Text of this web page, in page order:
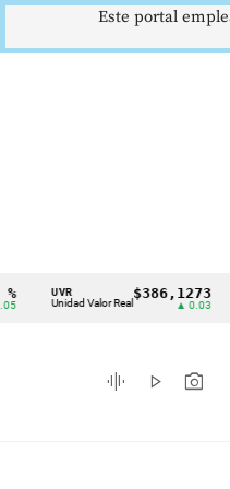
Cintillo
indicadores
económicos
UVR
Unidad Valor Real
$386,1273
graphic_eq play_arrow photo_camera
Este portal